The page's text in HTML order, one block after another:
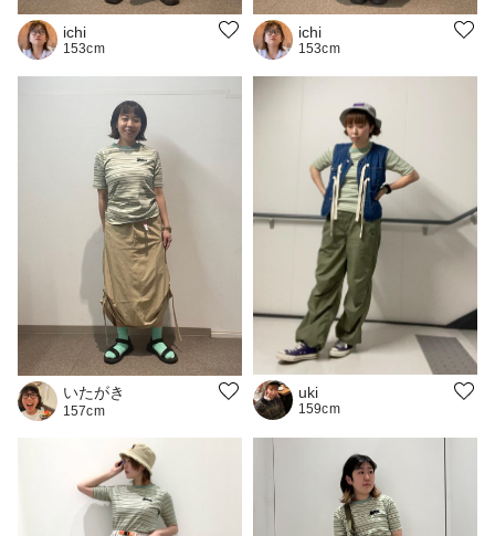
ichi
153cm
ichi
153cm
いたがき
157cm
uki
159cm